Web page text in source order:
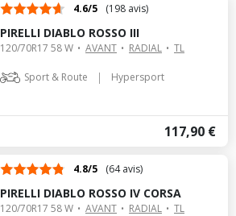
4.6/5 (198 avis)
PIRELLI DIABLO ROSSO III
120/70R17 58 W AVANT RADIAL TL
Sport & Route | Hypersport
117,90 €
4.8/5 (64 avis)
PIRELLI DIABLO ROSSO IV CORSA
120/70R17 58 W AVANT RADIAL TL